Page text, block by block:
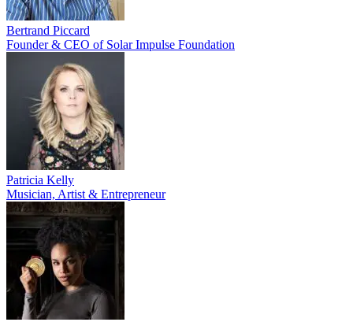
Bertrand Piccard
Founder & CEO of Solar Impulse Foundation
Patricia Kelly
Musician, Artist & Entrepreneur